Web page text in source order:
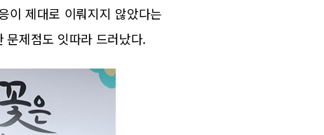
이 제대로 이뤄지지 않았다는
문제점도 잇따라 드러났다.